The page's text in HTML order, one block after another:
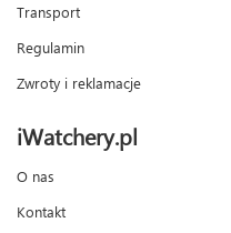
Transport
Regulamin
Zwroty i reklamacje
iWatchery.pl
O nas
Kontakt